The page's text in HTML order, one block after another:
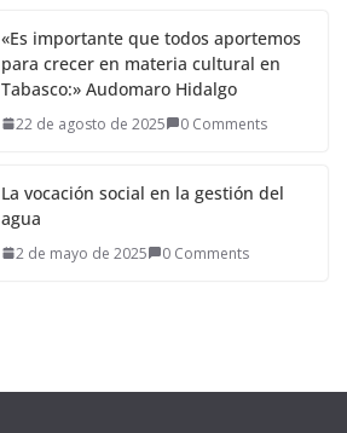
«Es importante que todos aportemos
para crecer en materia cultural en
Tabasco:» Audomaro Hidalgo
22 de agosto de 2025 0 Comments
La vocación social en la gestión del
agua
2 de mayo de 2025 0 Comments